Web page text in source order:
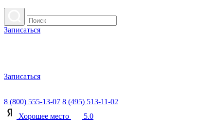
Записаться
Записаться
8 (800) 555-13-07 8 (495) 513-11-02
Хорошее место
5.0